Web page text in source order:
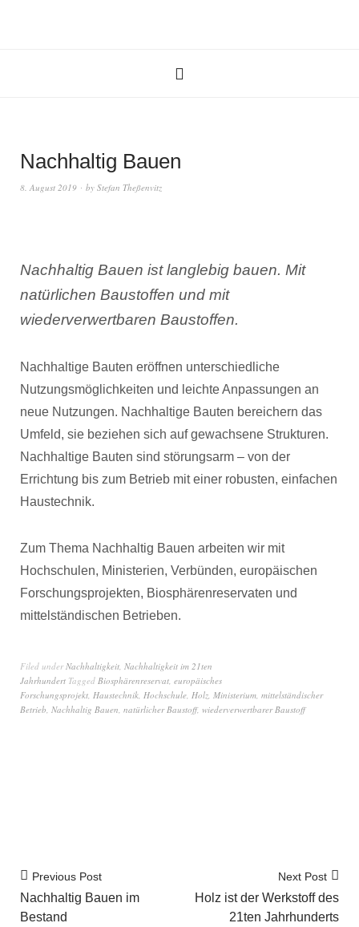
Nachhaltig Bauen
8. August 2019 by Stefan Theßenvitz
Nachhaltig Bauen ist langlebig bauen. Mit
natürlichen Baustoffen und mit
wiederverwertbaren Baustoffen.
Nachhaltige Bauten eröffnen unterschiedliche
Nutzungsmöglichkeiten und leichte Anpassungen an
neue Nutzungen. Nachhaltige Bauten bereichern das
Umfeld, sie beziehen sich auf gewachsene Strukturen.
Nachhaltige Bauten sind störungsarm – von der
Errichtung bis zum Betrieb mit einer robusten, einfachen
Haustechnik.
Zum Thema Nachhaltig Bauen arbeiten wir mit
Hochschulen, Ministerien, Verbünden, europäischen
Forschungsprojekten, Biosphärenreservaten und
mittelständischen Betrieben.
Filed underNachhaltigkeit, Nachhaltigkeit im 21ten
Jahrhundert Tagged Biosphärenreservat, europäisches
Forschungsprojekt, Haustechnik, Hochschule, Holz, Ministerium, mittelständischer
Betrieb, Nachhaltig Bauen, natürlicher Baustoff, wiederverwertbarer Baustoff
Previous Post
Nachhaltig Bauen im
Bestand
Next Post
Holz ist der Werkstoff des
21ten Jahrhunderts